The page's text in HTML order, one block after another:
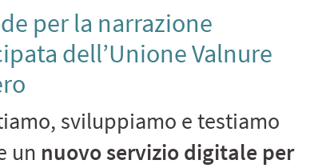
per la narrazione
dell’Unione Valnure
sviluppiamo e testiamo
un nuovo servizio digitale per